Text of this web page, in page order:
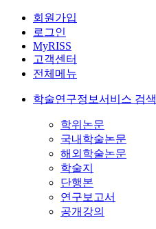
회원가입
로그인
MyRISS
고객센터
전체메뉴
학술연구정보서비스 검색
학위논문
국내학술논문
해외학술논문
학술지
단행본
연구보고서
공개강의